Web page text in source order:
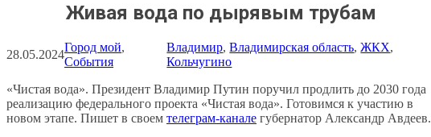
Живая вода по дырявым трубам
28.05.2024
Город мой
События
Владимир, Владимирская область, ЖКХ
Кольчугино
«Чистая вода». Президент Владимир Путин поручил продлить до 2030 года
реализацию федерального проекта «Чистая вода». Готовимся к участию в
новом этапе. Пишет в своем телеграм-канале губернатор Александр Авдеев.